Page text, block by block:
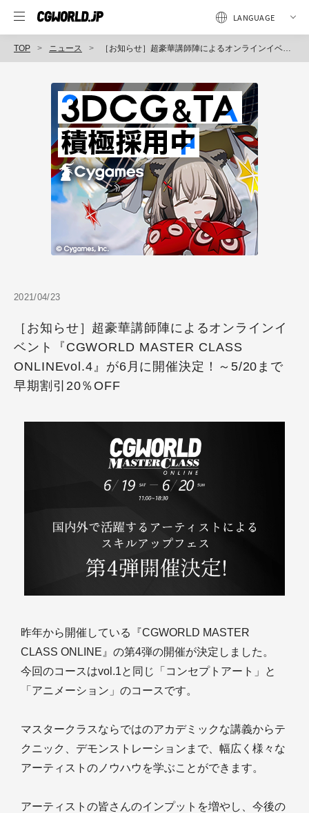
TOP ニュース ［お知らせ］超豪華講師陣によるオンラインイベント『CGWORLD MASTER CLASS ONLINEvol.4』が6月に開催決定！～5/20まで早期割引20％OFF
2021/04/23
［お知らせ］超豪華講師陣によるオンラインイ
ベント『CGWORLD MASTER CLASS
ONLINEvol.4』が6月に開催決定！～5/20まで
早期割引20％OFF
昨年から開催している『CGWORLD MASTER
CLASS ONLINE』の第4弾の開催が決定しました。
今回のコースはvol.1と同じ「コンセプトアート」と
「アニメーション」のコースです。
マスタークラスならではのアカデミックな講義からテ
クニック、デモンストレーションまで、幅広く様々な
アーティストのノウハウを学ぶことができます。
アーティストの皆さんのインプットを増やし、今後の